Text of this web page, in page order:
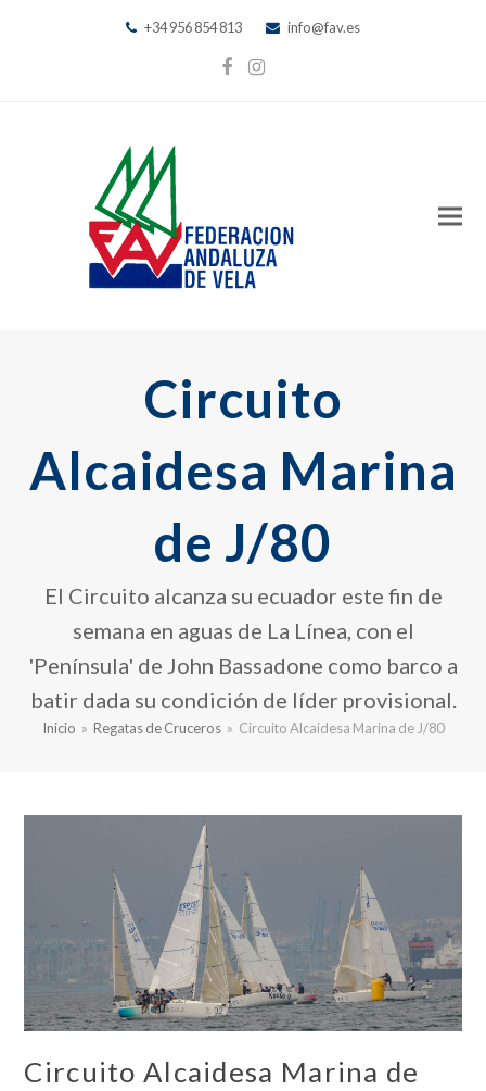
+34 956 854 813 info@fav.es
Facebook
Instagram
Circuito
Alcaidesa Marina
de J/80
El Circuito alcanza su ecuador este fin de
semana en aguas de La Línea, con el
'Península' de John Bassadone como barco a
batir dada su condición de líder provisional.
Inicio » Regatas de Cruceros » Circuito Alcaidesa Marina de J/80
Circuito Alcaidesa Marina de